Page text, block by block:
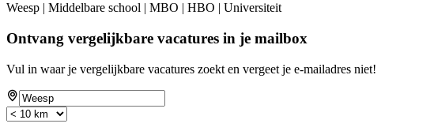
Weesp | Middelbare school | MBO | HBO | Universiteit
Ontvang vergelijkbare vacatures in je mailbox
Vul in waar je vergelijkbare vacatures zoekt en vergeet je e-mailadres niet!